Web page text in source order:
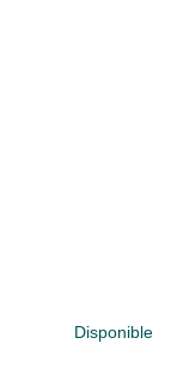
Disponible